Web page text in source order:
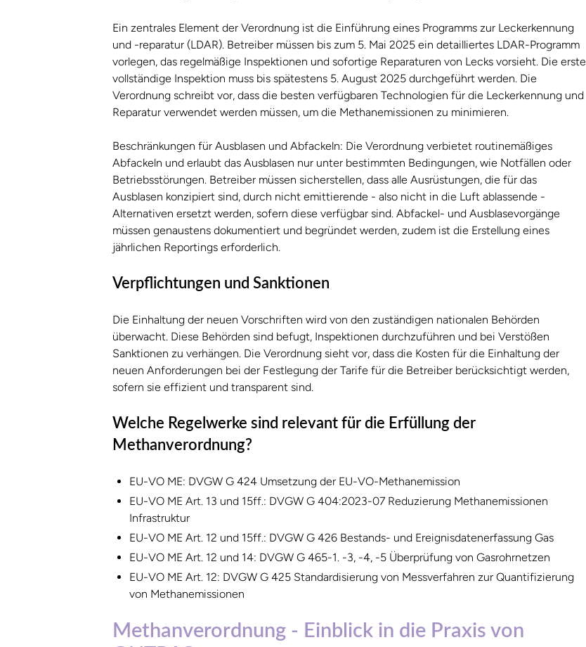
Ein zentrales Element der Verordnung ist die Einführung eines Programms zur Leckerkennung
und -reparatur (LDAR). Betreiber müssen bis zum 5. Mai 2025 ein detailliertes LDAR-Programm
vorlegen, das regelmäßige Inspektionen und sofortige Reparaturen von Lecks vorsieht. Die erste
vollständige Inspektion muss bis spätestens 5. August 2025 durchgeführt werden. Die
Verordnung schreibt vor, dass die besten verfügbaren Technologien für die Leckerkennung und
Reparatur verwendet werden müssen, um die Methanemissionen zu minimieren.
Beschränkungen für Ausblasen und Abfackeln: Die Verordnung verbietet routinemäßiges
Abfackeln und erlaubt das Ausblasen nur unter bestimmten Bedingungen, wie Notfällen oder
Betriebsstörungen. Betreiber müssen sicherstellen, dass alle Ausrüstungen, die für das
Ausblasen konzipiert sind, durch nicht emittierende - also nicht in die Luft ablassende -
Alternativen ersetzt werden, sofern diese verfügbar sind. Abfackel- und Ausblasevorgänge
müssen genaustens dokumentiert und begründet werden, zudem ist die Erstellung eines
jährlichen Reportings erforderlich.
Verpflichtungen und Sanktionen
Die Einhaltung der neuen Vorschriften wird von den zuständigen nationalen Behörden
überwacht. Diese Behörden sind befugt, Inspektionen durchzuführen und bei Verstößen
Sanktionen zu verhängen. Die Verordnung sieht vor, dass die Kosten für die Einhaltung der
neuen Anforderungen bei der Festlegung der Tarife für die Betreiber berücksichtigt werden,
sofern sie effizient und transparent sind.
Welche Regelwerke sind relevant für die Erfüllung der
Methanverordnung?
EU-VO ME: DVGW G 424 Umsetzung der EU-VO-Methanemission
EU-VO ME Art. 13 und 15ff.: DVGW G 404:2023-07 Reduzierung Methanemissionen
Infrastruktur
EU-VO ME Art. 12 und 15ff.: DVGW G 426 Bestands- und Ereignisdatenerfassung Gas
EU-VO ME Art. 12 und 14: DVGW G 465-1. -3, -4, -5 Überprüfung von Gasrohrnetzen
EU-VO ME Art. 12: DVGW G 425 Standardisierung von Messverfahren zur Quantifizierung
von Methanemissionen
Methanverordnung - Einblick in die Praxis von